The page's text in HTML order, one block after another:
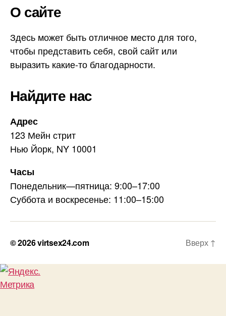
О сайте
Здесь может быть отличное место для того,
чтобы представить себя, свой сайт или
выразить какие-то благодарности.
Найдите нас
Адрес
123 Мейн стрит
Нью Йорк, NY 10001
Часы
Понедельник—пятница: 9:00–17:00
Суббота и воскресенье: 11:00–15:00
© 2026virtsex24.com Вверх ↑